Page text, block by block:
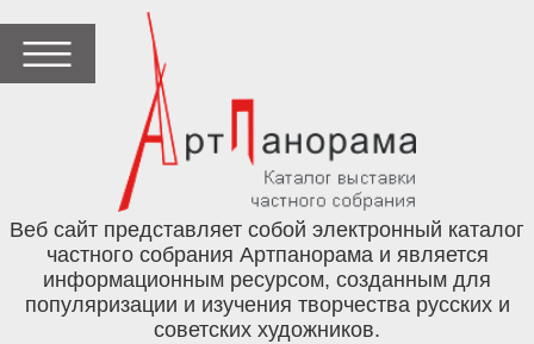
Веб сайт представляет собой электронный каталог
частного собрания Артпанорама и является
информационным ресурсом, созданным для
популяризации и изучения творчества русских и
советских художников.